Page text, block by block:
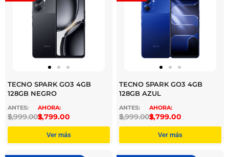
TECNO SPARK GO3 4GB
128GB NEGRO
$
2,999.00$
2,799.00
Ver más
TECNO SPARK GO3 4GB
128GB AZUL
$
2,999.00$
2,799.00
Ver más